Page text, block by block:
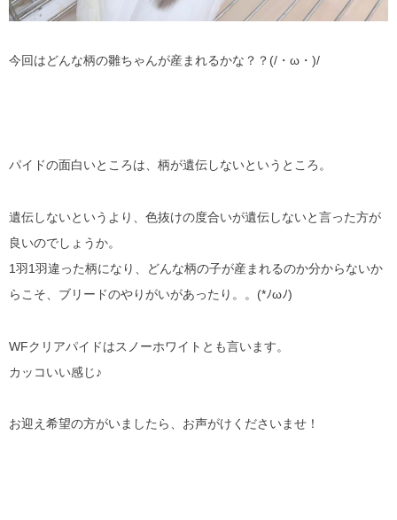
今回はどんな柄の雛ちゃんが産まれるかな？？(/・ω・)/
パイドの面白いところは、柄が遺伝しないというところ。
遺伝しないというより、色抜けの度合いが遺伝しないと言った方が
良いのでしょうか。
1羽1羽違った柄になり、どんな柄の子が産まれるのか分からないか
らこそ、ブリードのやりがいがあったり。。(*ﾉωﾉ)
WFクリアパイドはスノーホワイトとも言います。
カッコいい感じ♪
お迎え希望の方がいましたら、お声がけくださいませ！